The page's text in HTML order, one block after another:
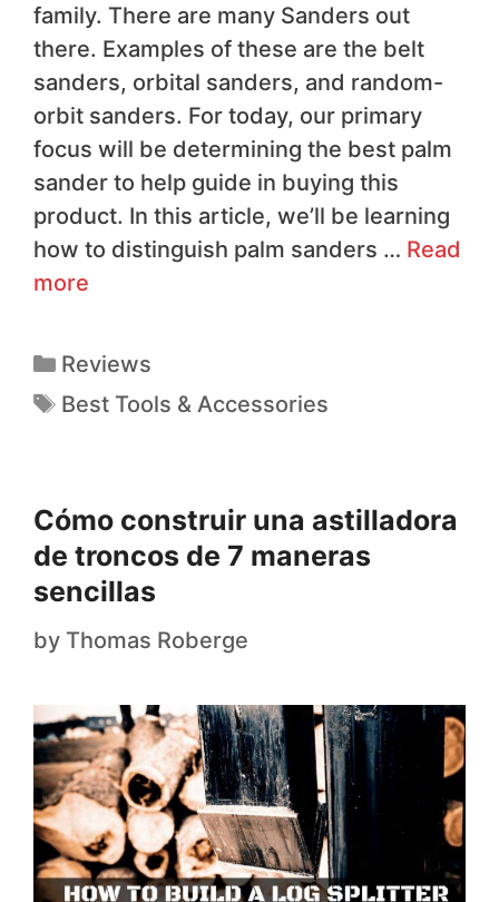
family. There are many Sanders out
there. Examples of these are the belt
sanders, orbital sanders, and random-
orbit sanders. For today, our primary
focus will be determining the best palm
sander to help guide in buying this
product. In this article, we’ll be learning
how to distinguish palm sanders … Read
more
Reviews
Best Tools & Accessories
Cómo construir una astilladora
de troncos de 7 maneras
sencillas
by Thomas Roberge